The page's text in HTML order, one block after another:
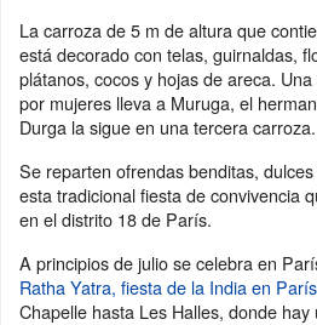
La carroza de 5 m de altura que
está decorado con telas, guirnaldas,
plátanos, cocos y hojas de areca.
por mujeres lleva a Muruga, el
Durga la sigue en una tercera carroza.
Se reparten ofrendas benditas,
esta tradicional fiesta de convivencia
en el distrito 18 de París.
A principios de julio se celebra en
Ratha Yatra, fiesta de la India en París
Chapelle hasta Les Halles, donde hay